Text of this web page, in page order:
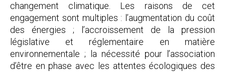
changement climatique. Les raisons de cet
engagement sont multiples : l’augmentation du coût
des énergies ; l’accroissement de la pression
législative et réglementaire en matière
environnementale ; la nécessité pour l’association
d’être en phase avec les attentes écologiques des